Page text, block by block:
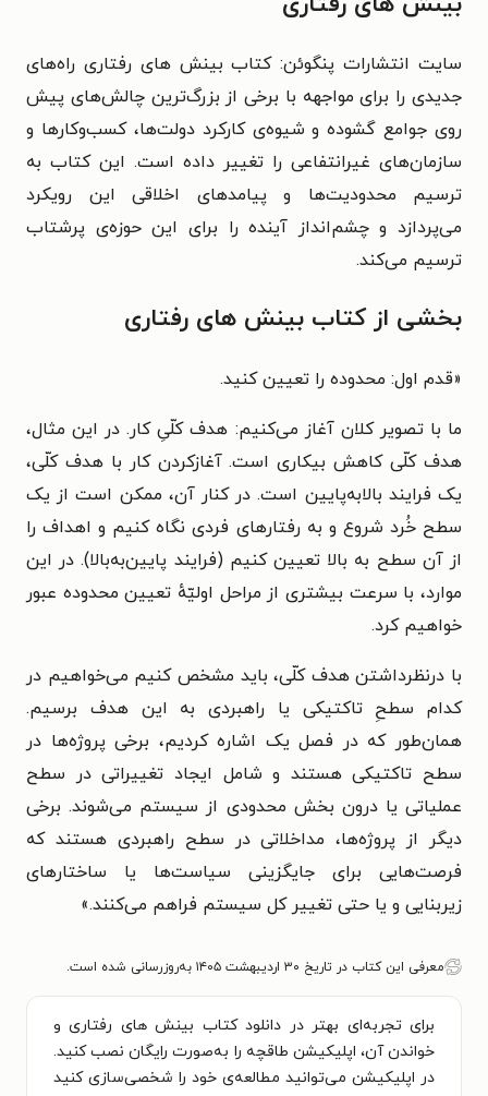
سایت انتشارات پنگوئن: کتاب بینش های رفتاری راه‌های
جدیدی را برای مواجهه با برخی از بزرگ‌ترین چالش‌های پیش
روی جوامع گشوده و شیوه‌ی کارکرد دولت‌ها، کسب‌وکارها و
سازمان‌های غیرانتفاعی را تغییر داده است. این کتاب به
ترسیم محدودیت‌ها و پیامدهای اخلاقی این رویکرد
می‌پردازد و چشم‌انداز آینده را برای این حوزه‌ی پرشتاب
ترسیم می‌کند.
بخشی از کتاب بینش های رفتاری
«قدم اول: محدوده را تعیین کنید.
ما با تصویر کلان آغاز می‌کنیم: هدف کلّیِ کار. در این مثال،
هدف کلّی کاهش بیکاری است. آغازکردن کار با هدف کلّی،
یک فرایند بالابه‌پایین است. در کنار آن، ممکن است از یک
سطح خُرد شروع و به رفتارهای فردی نگاه کنیم و اهداف را
از آن سطح به بالا تعیین کنیم (فرایند پایین‌به‌بالا). در این
موارد، با سرعت بیشتری از مراحل اولیّهٔ تعیین محدوده عبور
خواهیم کرد.
با درنظرداشتن هدف کلّی، باید مشخص کنیم می‌خواهیم در
کدام سطحِ تاکتیکی یا راهبردی به این هدف برسیم.
همان‌طور که در فصل یک اشاره کردیم، برخی پروژه‌ها در
سطح تاکتیکی هستند و شامل ایجاد تغییراتی در سطح
عملیاتی یا درون بخش محدودی از سیستم می‌شوند. برخی
دیگر از پروژه‌ها، مداخلاتی در سطح راهبردی هستند که
فرصت‌هایی برای جایگزینی سیاست‌ها یا ساختارهای
زیربنایی و یا حتی تغییر کل سیستم فراهم می‌کنند.»
معرفی این کتاب در تاریخ ۳۰ اردیبهشت ۱۴۰۵ به‌روزرسانی شده است.
برای تجربه‌ای بهتر در دانلود کتاب بینش های رفتاری و
خواندن آن، اپلیکیشن طاقچه را به‌صورت رایگان نصب کنید.
در اپلیکیشن می‌توانید مطالعه‌ی خود را شخصی‌سازی کنید